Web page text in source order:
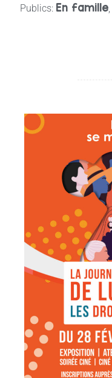
Publics: En famille,